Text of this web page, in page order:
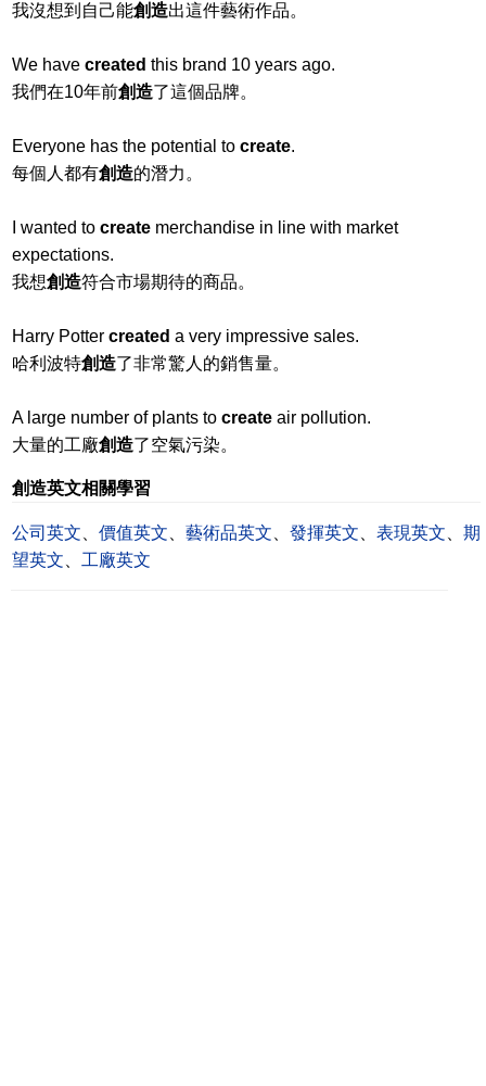
我沒想到自己能創造出這件藝術作品。
We have created this brand 10 years ago.
我們在10年前創造了這個品牌。
Everyone has the potential to create.
每個人都有創造的潛力。
I wanted to create merchandise in line with market
expectations.
我想創造符合市場期待的商品。
Harry Potter created a very impressive sales.
哈利波特創造了非常驚人的銷售量。
A large number of plants to create air pollution.
大量的工廠創造了空氣污染。
創造英文相關學習
公司英文 價值英文 藝術品英文 發揮英文 表現英文
期
望英文
工廠英文